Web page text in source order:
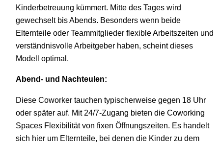
Kinderbetreuung kümmert. Mitte des Tages wird
gewechselt bis Abends. Besonders wenn beide
Elternteile oder Teammitglieder flexible Arbeitszeiten und
verständnisvolle Arbeitgeber haben, scheint dieses
Modell optimal.
Abend- und Nachteulen:
Diese Coworker tauchen typischerweise gegen 18 Uhr
oder später auf. Mit 24/7-Zugang bieten die Coworking
Spaces Flexibilität von fixen Öffnungszeiten. Es handelt
sich hier um Elternteile, bei denen die Kinder zu dem